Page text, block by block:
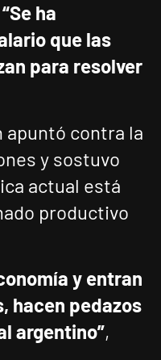
“Se ha
que las
para resolver
contra la
y sostuvo
actual está
productivo
y entran
hacen pedazos
argentino”,